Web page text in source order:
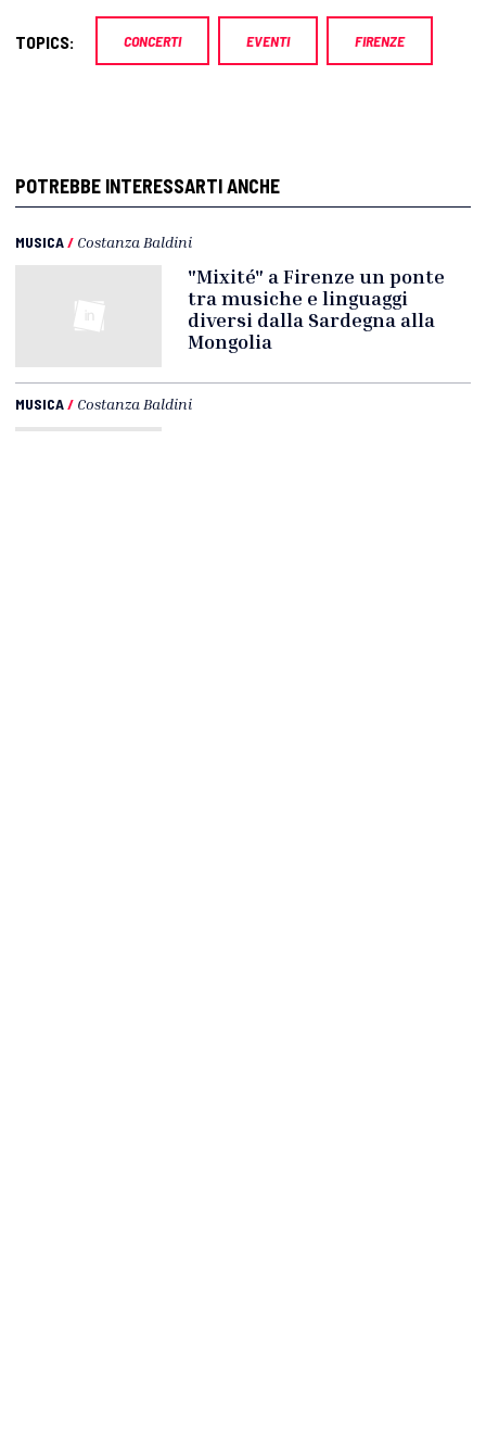
TOPICS: CONCERTI EVENTI FIRENZE
POTREBBE INTERESSARTI ANCHE
MUSICA/ Costanza Baldini
"Mixité" a Firenze un ponte
tra musiche e linguaggi
diversi dalla Sardegna alla
Mongolia
MUSICA/ Costanza Baldini